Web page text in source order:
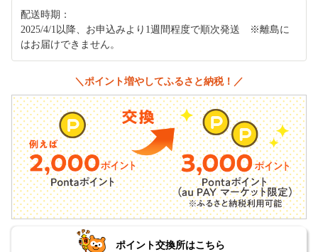
配送時期：
2025/4/1以降、お申込みより1週間程度で順次発送 ※離島に
はお届けできません。
＼ポイント増やしてふるさと納税！／
ポイント交換所はこちら